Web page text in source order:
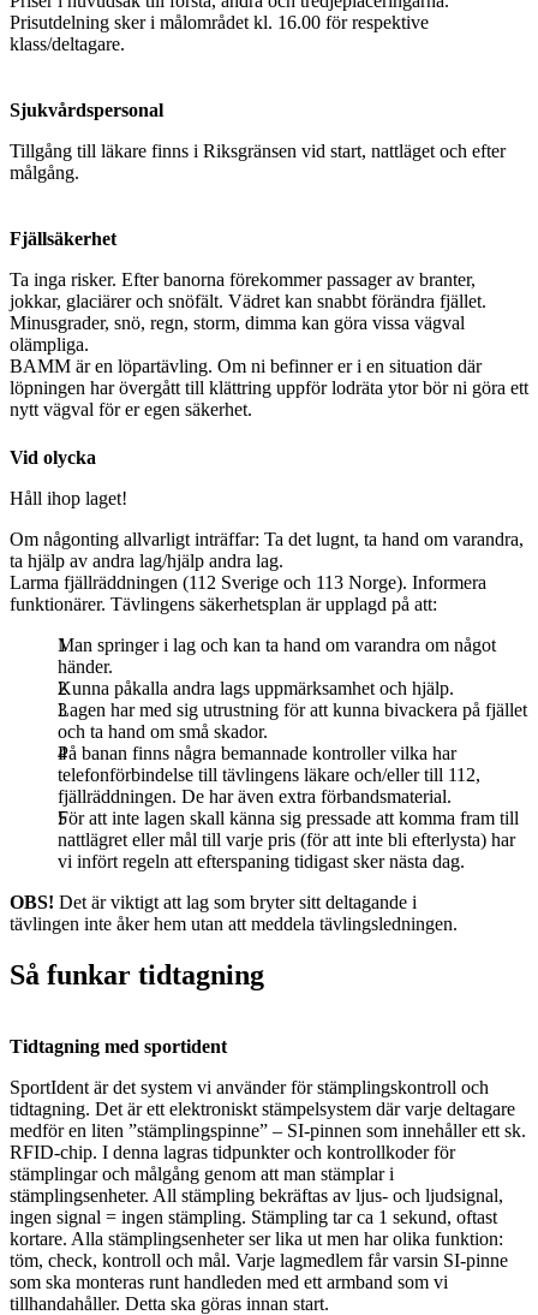
Prisutdelning sker i målområdet kl. 16.00 för respektive
klass/deltagare.
Sjukvårdspersonal
Tillgång till läkare finns i Riksgränsen vid start, nattläget och efter
målgång.
Fjällsäkerhet
Ta inga risker. Efter banorna förekommer passager av branter,
jokkar, glaciärer och snöfält. Vädret kan snabbt förändra fjället.
Minusgrader, snö, regn, storm, dimma kan göra vissa vägval
olämpliga.
BAMM är en löpartävling. Om ni befinner er i en situation där
löpningen har övergått till klättring uppför lodräta ytor bör ni göra ett
nytt vägval för er egen säkerhet.
Vid olycka
Håll ihop laget!
Om någonting allvarligt inträffar: Ta det lugnt, ta hand om varandra,
ta hjälp av andra lag/hjälp andra lag.
Larma fjällräddningen (112 Sverige och 113 Norge). Informera
funktionärer. Tävlingens säkerhetsplan är upplagd på att:
Man springer i lag och kan ta hand om varandra om något
händer.
Kunna påkalla andra lags uppmärksamhet och hjälp.
Lagen har med sig utrustning för att kunna bivackera på fjället
och ta hand om små skador.
På banan finns några bemannade kontroller vilka har
telefonförbindelse till tävlingens läkare och/eller till 112,
fjällräddningen. De har även extra förbandsmaterial.
För att inte lagen skall känna sig pressade att komma fram till
nattlägret eller mål till varje pris (för att inte bli efterlysta) har
vi infört regeln att efterspaning tidigast sker nästa dag.
OBS! Det är viktigt att lag som bryter sitt deltagande i
tävlingen inte åker hem utan att meddela tävlingsledningen.
Så funkar tidtagning
Tidtagning med sportident
SportIdent är det system vi använder för stämplingskontroll och
tidtagning. Det är ett elektroniskt stämpelsystem där varje deltagare
medför en liten ”stämplingspinne” – SI-pinnen som innehåller ett sk.
RFID-chip. I denna lagras tidpunkter och kontrollkoder för
stämplingar och målgång genom att man stämplar i
stämplingsenheter. All stämpling bekräftas av ljus- och ljudsignal,
ingen signal = ingen stämpling. Stämpling tar ca 1 sekund, oftast
kortare. Alla stämplingsenheter ser lika ut men har olika funktion:
töm, check, kontroll och mål. Varje lagmedlem får varsin SI-pinne
som ska monteras runt handleden med ett armband som vi
tillhandahåller. Detta ska göras innan start.